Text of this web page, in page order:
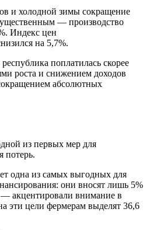
и холодной зимы сокращение
— производство
Индекс цен
на 5,7%.
поплатилась скорее
роста и снижением доходов
абсолютных
из первых мер для
потерь.
одна из самых выгодных для
они вносят лишь 5%
— акцентировали внимание в
эти цели фермерам выделят 36,6